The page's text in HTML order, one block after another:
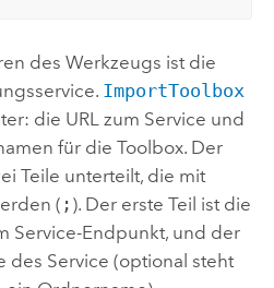
des Werkzeugs ist die
ImportToolbox
die URL zum Service und
für die Toolbox. Der
Teile unterteilt, die mit
( ; ). Der erste Teil ist die
Service-Endpunkt, und der
des Service (optional steht